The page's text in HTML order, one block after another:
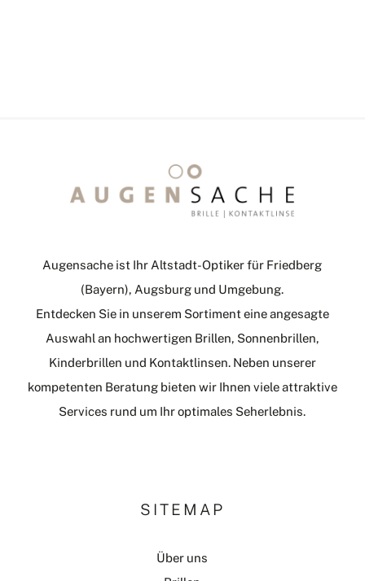
Augensache ist Ihr Altstadt-Optiker für Friedberg
(Bayern), Augsburg und Umgebung.
Entdecken Sie in unserem Sortiment eine angesagte
Auswahl an hochwertigen Brillen, Sonnenbrillen,
Kinderbrillen und Kontaktlinsen. Neben unserer
kompetenten Beratung bieten wir Ihnen viele attraktive
Services rund um Ihr optimales Seherlebnis.
SITEMAP
Über uns